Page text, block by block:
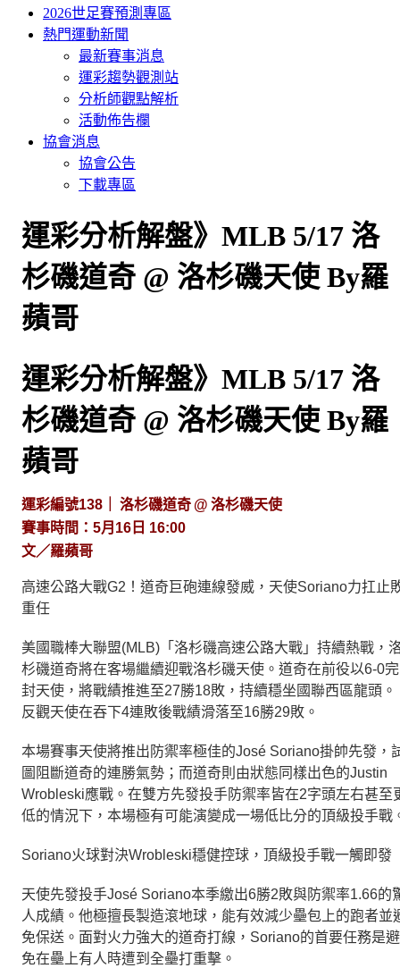
2026世足賽預測專區
熱門運動新聞
最新賽事消息
運彩趨勢觀測站
分析師觀點解析
活動佈告欄
協會消息
協會公告
下載專區
運彩分析解盤》MLB 5/17 洛
杉磯道奇 @ 洛杉磯天使 By羅
蘋哥
運彩分析解盤》MLB 5/17 洛
杉磯道奇 @ 洛杉磯天使 By羅
蘋哥
運彩編號138｜ 洛杉磯道奇 @ 洛杉磯天使
賽事時間：5月16日 16:00
文／羅蘋哥
高速公路大戰G2！道奇巨砲連線發威，天使Soriano力扛止
重任
美國職棒大聯盟(MLB)「洛杉磯高速公路大戰」持續熱戰，
杉磯道奇將在客場繼續迎戰洛杉磯天使。道奇在前役以6-0完
封天使，將戰績推進至27勝18敗，持續穩坐國聯西區龍頭。
反觀天使在吞下4連敗後戰績滑落至16勝29敗。
本場賽事天使將推出防禦率極佳的José Soriano掛帥先發，
圖阻斷道奇的連勝氣勢；而道奇則由狀態同樣出色的Justin
Wrobleski應戰。在雙方先發投手防禦率皆在2字頭左右甚至
低的情況下，本場極有可能演變成一場低比分的頂級投手戰
Soriano火球對決Wrobleski穩健控球，頂級投手戰一觸即發
天使先發投手José Soriano本季繳出6勝2敗與防禦率1.66的
人成績。他極擅長製造滾地球，能有效減少壘包上的跑者並
免保送。面對火力強大的道奇打線，Soriano的首要任務是避
免在壘上有人時遭到全壘打重擊。